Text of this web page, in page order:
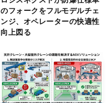
のフォークをフルモデルチェ
ンジ、オペレーターの快適性
向上図る